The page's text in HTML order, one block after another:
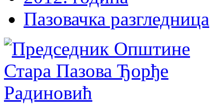
Пазовачка разгледница